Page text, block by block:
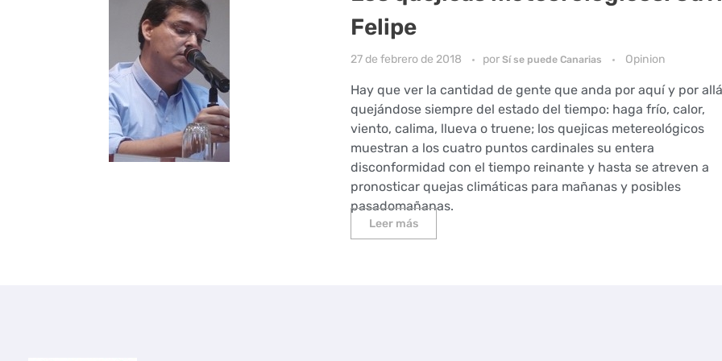
Felipe
27 de febrero de 2018 por Sí se puede Canarias Opinion
Hay que ver la cantidad de gente que anda por aquí y por allá
quejándose siempre del estado del tiempo: haga frío, calor,
viento, calima, llueva o truene; los quejicas metereológicos
muestran a los cuatro puntos cardinales su entera
disconformidad con el tiempo reinante y hasta se atreven a
pronosticar quejas climáticas para mañanas y posibles
pasadomañanas.
Leer más